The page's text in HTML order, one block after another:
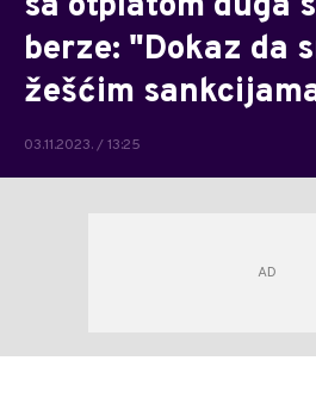
berze: "Dokaz da
žešćim
03.11.2023. / 13:25